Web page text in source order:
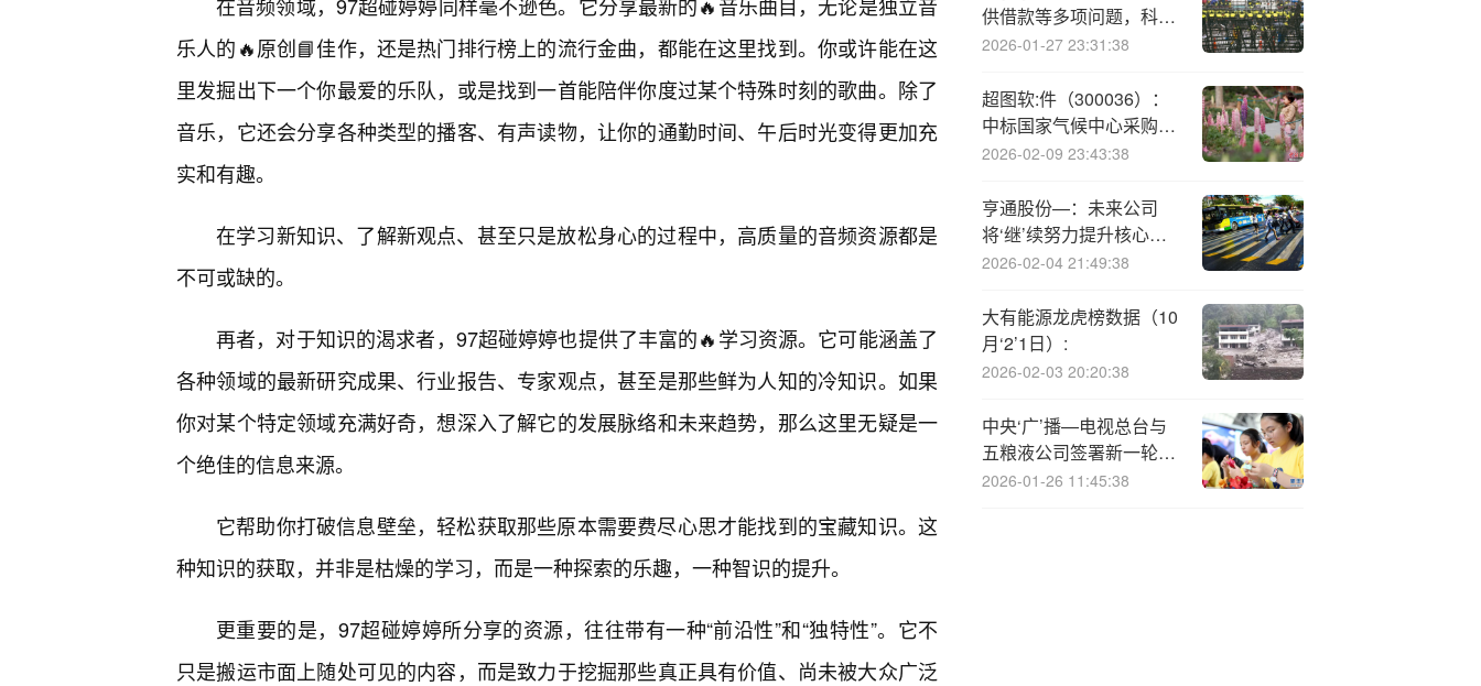
乐人的🔥原创📘佳作，还是热门排行榜上的流行金曲，都能在这里找到。你或许能在这
里发掘出下一个你最爱的乐队，或是找到一首能陪伴你度过某个特殊时刻的歌曲。除了
音乐，它还会分享各种类型的播客、有声读物，让你的通勤时间、午后时光变得更加充
实和有趣。
在学习新知识、了解新观点、甚至只是放松身心的过程中，高质量的音频资源都是
不可或缺的。
再者，对于知识的渴求者，97超碰婷婷也提供了丰富的🔥学习资源。它可能涵盖了
各种领域的最新研究成果、行业报告、专家观点，甚至是那些鲜为人知的冷知识。如果
你对某个特定领域充满好奇，想深入了解它的发展脉络和未来趋势，那么这里无疑是一
个绝佳的信息来源。
它帮助你打破信息壁垒，轻松获取那些原本需要费尽心思才能找到的宝藏知识。这
种知识的获取，并非是枯燥的学习，而是一种探索的乐趣，一种智识的提升。
更重要的是，97超碰婷婷所分享的资源，往往带有一种“前沿性”和“独特性”。它不
只是搬运市面上随处可见的内容，而是致力于挖掘那些真正具有价值、尚未被大众广泛
供借款等多项问题，科达
制造10名责任人被出具警
2026-01-27 23:31:38
超图软:件（300036）：
中标国家气候中心采购项
目，中标金额为134.00万
2026-02-09 23:43:38
亨通股份—：未来公司
将‘继’续努力提升核心竞
争力与盈利能力
2026-02-04 21:49:38
大有能源龙虎榜数据（10
月‘2’1日）:
2026-02-03 20:20:38
中央‘广’播—电视总台与
五粮液公司签署新一轮品
牌建设战略合作，奏响
2026-01-26 11:45:38